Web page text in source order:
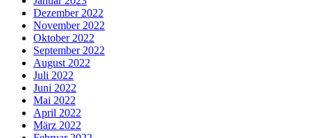
Dezember 2022
November 2022
Oktober 2022
September 2022
August 2022
Juli 2022
Juni 2022
Mai 2022
April 2022
März 2022